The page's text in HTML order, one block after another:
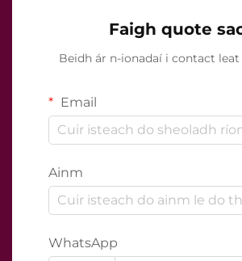
Faigh quote
Beidh ár n-ionadaí i contact
Email
Ainm
WhatsApp